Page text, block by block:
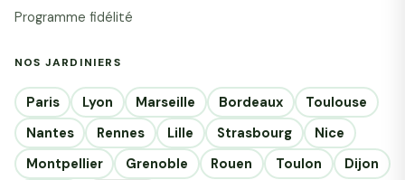
Programme fidélité
NOS JARDINIERS
Paris Lyon Marseille Bordeaux
Toulouse
Nantes
Rennes Lille Strasbourg
Nice
Montpellier
Grenoble Rouen Toulon
Dijon